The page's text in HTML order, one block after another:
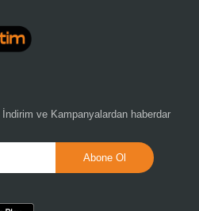
İndirim ve Kampanyalardanhaberdar